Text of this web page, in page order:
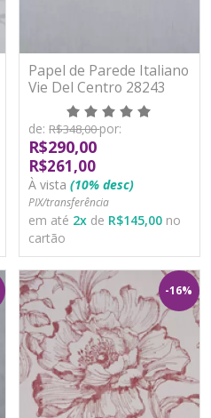
Papel de Parede Italiano
Vie Del Centro 28243
Vinílico Lavável
de: R$348,00por:
R$290,00
R$261,00
À vista (10% desc)
PIX/transferência
em até 2x de R$145,00 no
cartão
-16%